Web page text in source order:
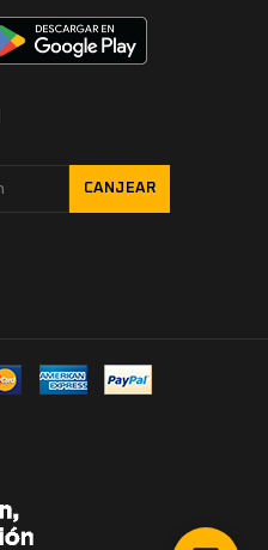
CANJEAR